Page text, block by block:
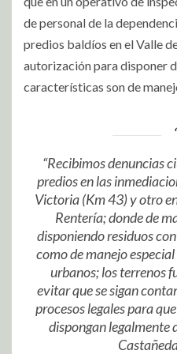
de personal de la
predios baldíos en el Valle
autorización para disponer
características son de
“Recibimos denuncias
predios en las
Victoria (Km 43) y otro
Rentería; donde de
disponiendo residuos
como de manejo
urbanos; los terrenos
evitar que se sigan
procesos legales para
dispongan legalmente